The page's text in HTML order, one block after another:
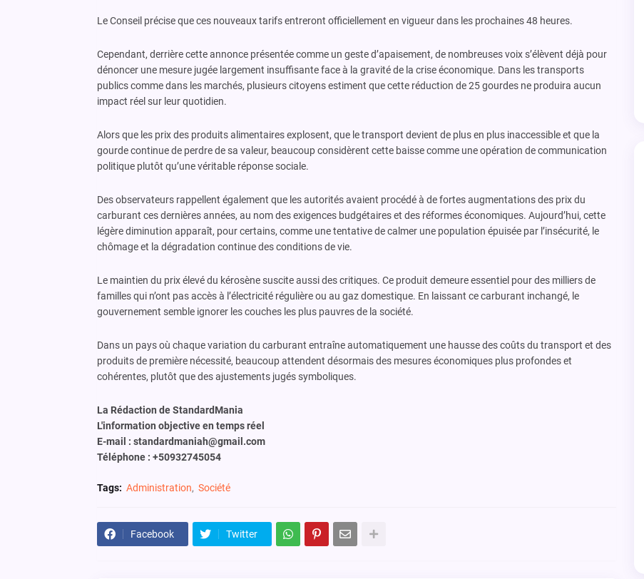
Le Conseil précise que ces nouveaux tarifs entreront officiellement en vigueur dans les prochaines 48 heures.
Cependant, derrière cette annonce présentée comme un geste d’apaisement, de nombreuses voix s’élèvent déjà pour
dénoncer une mesure jugée largement insuffisante face à la gravité de la crise économique. Dans les transports
publics comme dans les marchés, plusieurs citoyens estiment que cette réduction de 25 gourdes ne produira aucun
impact réel sur leur quotidien.
Alors que les prix des produits alimentaires explosent, que le transport devient de plus en plus inaccessible et que la
gourde continue de perdre de sa valeur, beaucoup considèrent cette baisse comme une opération de communication
politique plutôt qu’une véritable réponse sociale.
Des observateurs rappellent également que les autorités avaient procédé à de fortes augmentations des prix du
carburant ces dernières années, au nom des exigences budgétaires et des réformes économiques. Aujourd’hui, cette
légère diminution apparaît, pour certains, comme une tentative de calmer une population épuisée par l’insécurité, le
chômage et la dégradation continue des conditions de vie.
Le maintien du prix élevé du kérosène suscite aussi des critiques. Ce produit demeure essentiel pour des milliers de
familles qui n’ont pas accès à l’électricité régulière ou au gaz domestique. En laissant ce carburant inchangé, le
gouvernement semble ignorer les couches les plus pauvres de la société.
Dans un pays où chaque variation du carburant entraîne automatiquement une hausse des coûts du transport et des
produits de première nécessité, beaucoup attendent désormais des mesures économiques plus profondes et
cohérentes, plutôt que des ajustements jugés symboliques.
La Rédaction de StandardMania
L'information objective en temps réel
E-mail : standardmaniah@gmail.com
Téléphone : +50932745054
Tags: Administration Société
Facebook Twitter